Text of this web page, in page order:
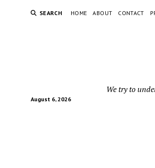
SEARCH HOME ABOUT CONTACT
August 6, 2026
We try to